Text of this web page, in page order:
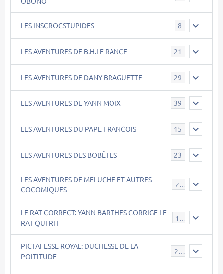
LES INSCROCSTUPIDES 8
LES AVENTURES DE B.H.LE RANCE 21
LES AVENTURES DE DANY BRAGUETTE 29
LES AVENTURES DE YANN MOIX 39
LES AVENTURES DU PAPE FRANCOIS 15
LES AVENTURES DES BOBÊTES 23
LES AVENTURES DE MELUCHE ET AUTRES
COCOMIQUES
22
LE RAT CORRECT: YANN BARTHES CORRIGE LE
RAT QUI RIT
15
PICTAFESSE ROYAL: DUCHESSE DE LA
POITITUDE
23